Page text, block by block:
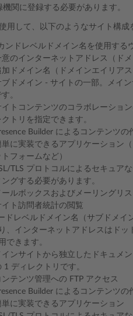
機関に登録する必要があります。
用して、以下のようなサイト構成
ンドレベルドメイン名を使用する
意のインターネットアドレス（ド
加ドメイン名（ドメインエイリアス
ブドメイン - サイトの一部。メイ
。
イトコンテンツのコラボレーショ
クトリを指定できます。
Builder によるコンテンツの
単に実装できるアプリケーション
トフォームなど）
TLS プロトコルによるセキュア
ングする必要があります。
ールボックスおよびメーリングリス
イト訪問者統計の閲覧
ドレベルドメイン名（サブドメイ
、インターネットアドレスはド
できます。
インサイトから独立したドキュメ
1 ディレクトリです。
ンテンツ管理への FTP アクセス
Builder によるコンテンツの
単に実装できるアプリケーション